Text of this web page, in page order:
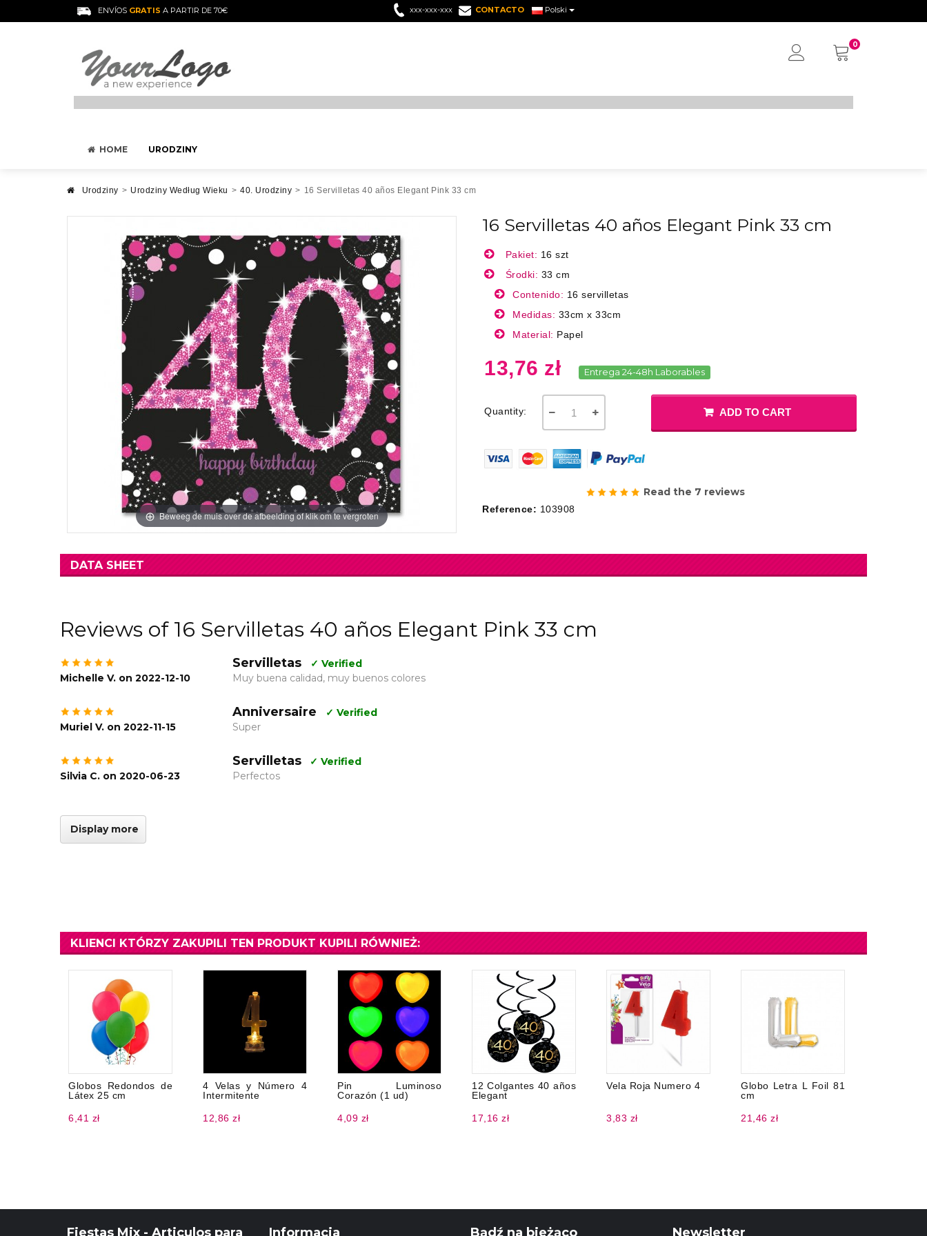
ENVÍOS GRATIS A PARTIR DE 70€ xxx-xxx-xxx CONTACTO Polski
0
HOME URODZINY
Urodziny > Urodziny Według Wieku > 40. Urodziny > 16 Servilletas 40 años Elegant Pink 33 cm
16 Servilletas 40 años Elegant Pink 33 cm
Beweeg de muis over de afbeelding of klik om te vergroten
Pakiet: 16 szt
Środki: 33 cm
Contenido: 16 servilletas
Medidas: 33cm x 33cm
Material: Papel
13,76 zł Entrega 24-48h Laborables
Quantity: ADD TO CART
Read the 7 reviews
Reference: 103908
DATA SHEET
Reviews of 16 Servilletas 40 años Elegant Pink 33 cm
Servilletas
✓ Verified
Michelle V. on 2022-12-10
Muy buena calidad, muy buenos colores
Anniversaire
✓ Verified
Muriel V. on 2022-11-15
Super
Servilletas
✓ Verified
Silvia C. on 2020-06-23
Perfectos
Display more
KLIENCI KTÓRZY ZAKUPILI TEN PRODUKT KUPILI RÓWNIEŻ:
Globos Redondos de
Látex 25 cm
6,41 zł
4 Velas y Número 4
Intermitente
12,86 zł
Pin Luminoso
Corazón (1 ud)
4,09 zł
12 Colgantes 40 años
Elegant
17,16 zł
Vela Roja Numero 4
3,83 zł
Globo Letra L Foil 81
cm
21,46 zł
Fiestas Mix - Articulos para Informacja Bądź na bieżąco Newsletter